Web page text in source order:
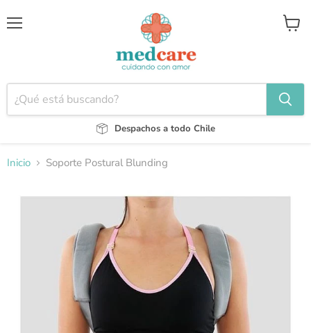
Despachos a todo Chile
Ver
Inicio Soporte Postural Blunding